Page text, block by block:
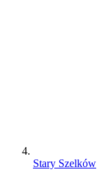
Stary Szelków